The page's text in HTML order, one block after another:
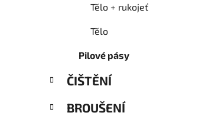
Tělo + rukojeť
Tělo
Pilové pásy
ČIŠTĚNÍ
BROUŠENÍ